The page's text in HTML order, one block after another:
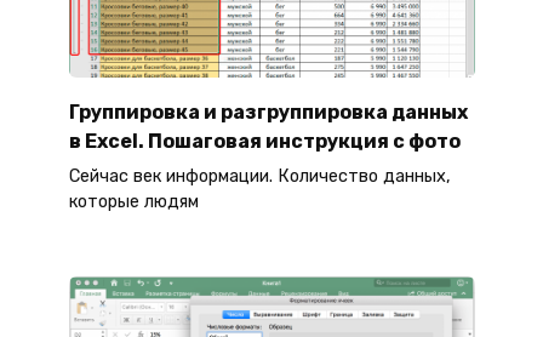
Группировка и разгруппировка данных
в Excel. Пошаговая инструкция с фото
Сейчас век информации. Количество данных,
которые людям